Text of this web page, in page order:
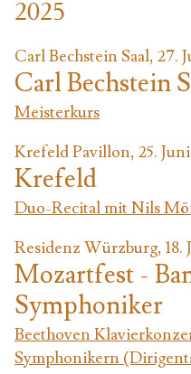
2025
Carl Bechstein Saal, 27.
Carl Bechstein
Meisterkurs
Krefeld Pavillon, 25.
Krefeld
Duo-Recital mit Nils
Residenz Würzburg, 18.
Mozartfest -
Symphoniker
Beethoven
Symphonikern